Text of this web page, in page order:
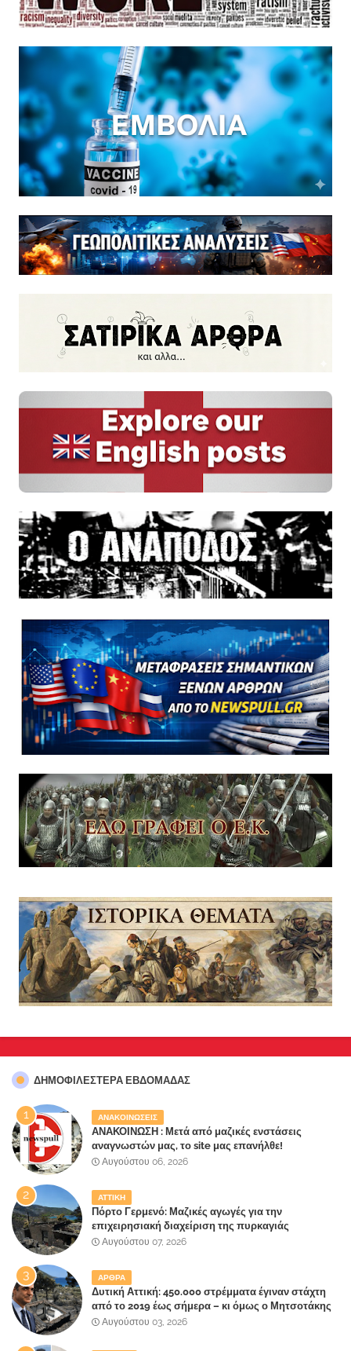
ΔΗΜΟΦΙΛΈΣΤΕΡΑ ΕΒΔΟΜΆΔΑΣ
ΑΝΑΚΟΙΝΩΣΕΙΣ
ΑΝΑΚΟΙΝΩΣΗ : Μετά από μαζικές ενστάσεις
αναγνωστών μας, το site μας επανήλθε!
Αυγούστου 06, 2026
ΑΤΤΙΚΗ
Πόρτο Γερμενό: Μαζικές αγωγές για την
επιχειρησιακή διαχείριση της πυρκαγιάς
ετοιμάζουν οι κάτοικοι!
Αυγούστου 07, 2026
ΑΡΘΡΑ
Δυτική Αττική: 450.000 στρέμματα έγιναν στάχτη
από το 2019 έως σήμερα – κι όμως ο Μητσοτάκης
έλαβε 40% και 45% στις εκλογές του 2023,ενώ 50%
Αυγούστου 03, 2026